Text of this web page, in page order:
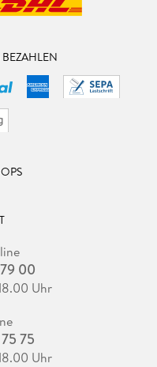
00
Uhr
75
Uhr